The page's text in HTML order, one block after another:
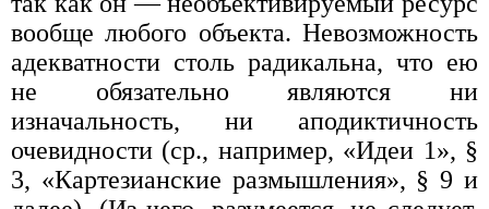
вообще любого объекта. Невозможность
адекватности столь радикальна, что ею
не обязательно являются ни
изначальность, ни аподиктичность
очевидности (ср., например, «Идеи 1», §
3, «Картези­анские размышления», § 9 и